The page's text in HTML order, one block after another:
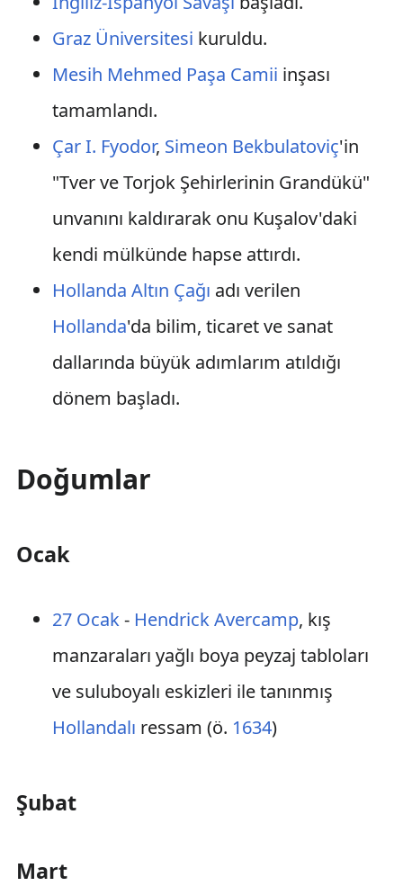
Graz Üniversitesi kuruldu.
Mesih Mehmed Paşa Camii inşası
tamamlandı.
ÇarI. Fyodor, Simeon Bekbulatoviç'in
"Tver ve Torjok Şehirlerinin Grandükü"
unvanını kaldırarak onu Kuşalov'daki
kendi mülkünde hapse attırdı.
Hollanda Altın Çağı adı verilen
Hollanda'da bilim, ticaret ve sanat
dallarında büyük adımlarım atıldığı
dönem başladı.
Doğumlar
Ocak
27 Ocak- Hendrick Avercamp, kış
manzaraları yağlı boya peyzaj tabloları
ve suluboyalı eskizleri ile tanınmış
Hollandalı ressam (ö. 1634)
Şubat
Mart